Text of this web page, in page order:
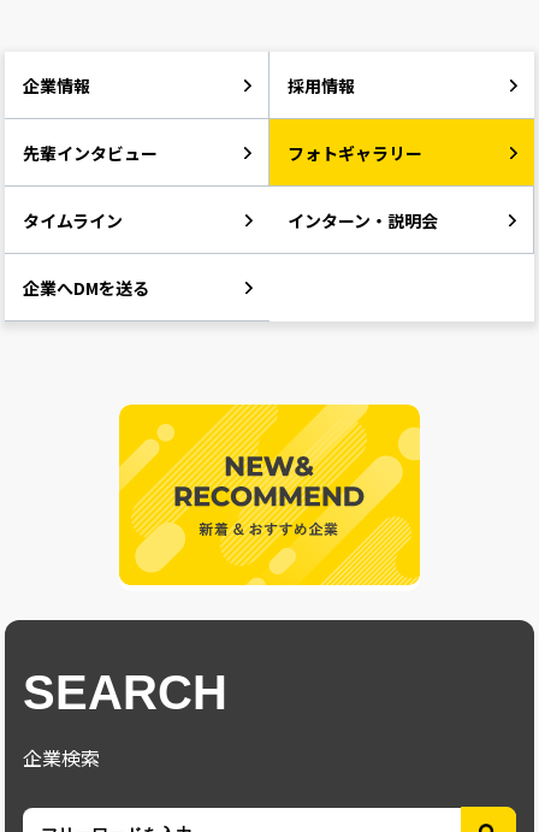
企業情報 採用情報
先輩インタビュー フォトギャラリー
タイムライン インターン・説明会
企業へDMを送る
SEARCH
企業検索